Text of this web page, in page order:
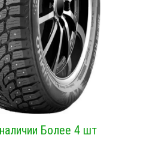
Более 4 шт